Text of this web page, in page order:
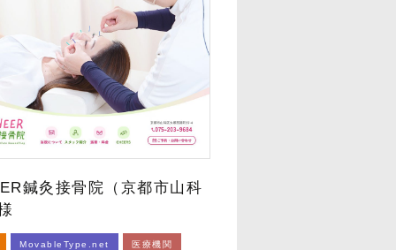
鍼灸接骨院（京都市山科
MovableType.net 医療機関